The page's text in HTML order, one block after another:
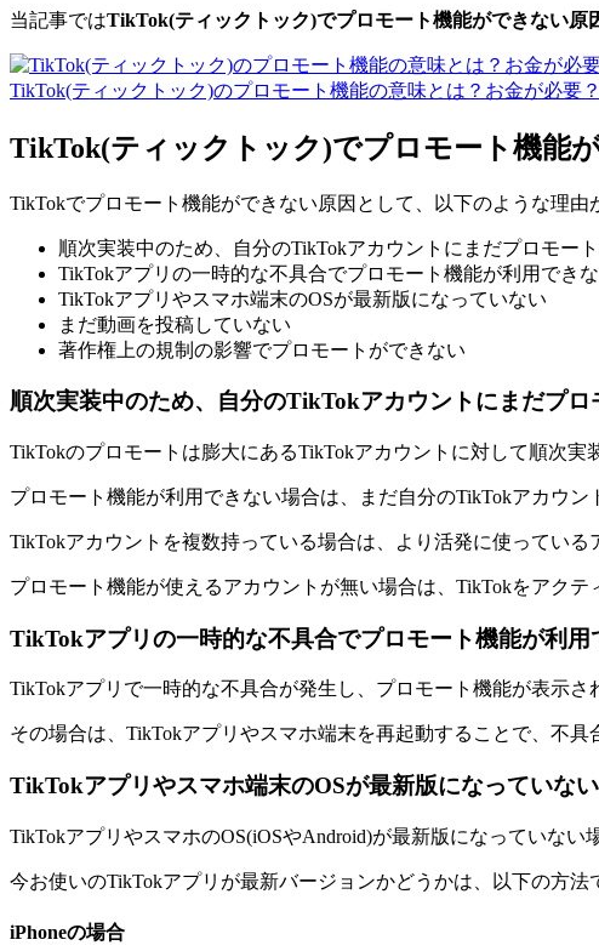
当記事ではTikTok(ティックトック)でプロモート機能ができない原
TikTok(ティックトック)のプロモート機能の意味とは？お金が必要？
TikTok(ティックトック)でプロモート機能
TikTokでプロモート機能ができない原因として、以下のような理由
順次実装中のため、自分のTikTokアカウントにまだプロモー
TikTokアプリの一時的な不具合でプロモート機能が利用でき
TikTokアプリやスマホ端末のOSが最新版になっていない
まだ動画を投稿していない
著作権上の規制の影響でプロモートができない
順次実装中のため、自分のTikTokアカウントにまだプ
TikTokのプロモートは膨大にあるTikTokアカウントに対して順次実
プロモート機能が利用できない場合は、まだ自分のTikTokアカウ
TikTokアカウントを複数持っている場合は、より活発に使ってい
プロモート機能が使えるアカウントが無い場合は、TikTokをアク
TikTokアプリの一時的な不具合でプロモート機能が利用
TikTokアプリで一時的な不具合が発生し、プロモート機能が表示さ
その場合は、TikTokアプリやスマホ端末を再起動することで、不具
TikTokアプリやスマホ端末のOSが最新版になっていない
TikTokアプリやスマホのOS(iOSやAndroid)が最新版になっていな
今お使いのTikTokアプリが最新バージョンかどうかは、以下の方法
iPhoneの場合